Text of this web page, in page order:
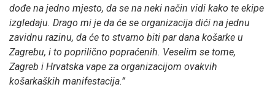
dođe na jedno mjesto, da se na neki način vidi kako te ekipe
izgledaju. Drago mi je da će se organizacija dići na jednu
zavidnu razinu, da će to stvarno biti par dana košarke u
Zagrebu, i to poprilično popraćenih. Veselim se tome,
Zagreb i Hrvatska vape za organizacijom ovakvih
košarkaških manifestacija.”